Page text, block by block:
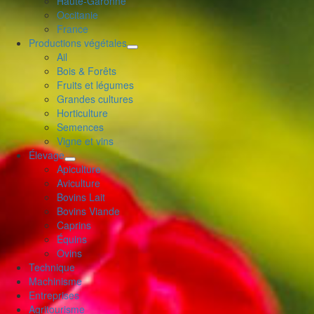
le
menu
enfant
Occitanie
France
Productions végétales
déplier
menu
enfant
Ail
Bois & Forêts
Fruits et légumes
Grandes cultures
Horticulture
Semences
Vigne et vins
Élevage
déplier
le
menu
enfant
Apiculture
Aviculture
Bovins Lait
Bovins Viande
Caprins
Équins
Ovins
Technique
Machinisme
Entreprises
Agritourisme